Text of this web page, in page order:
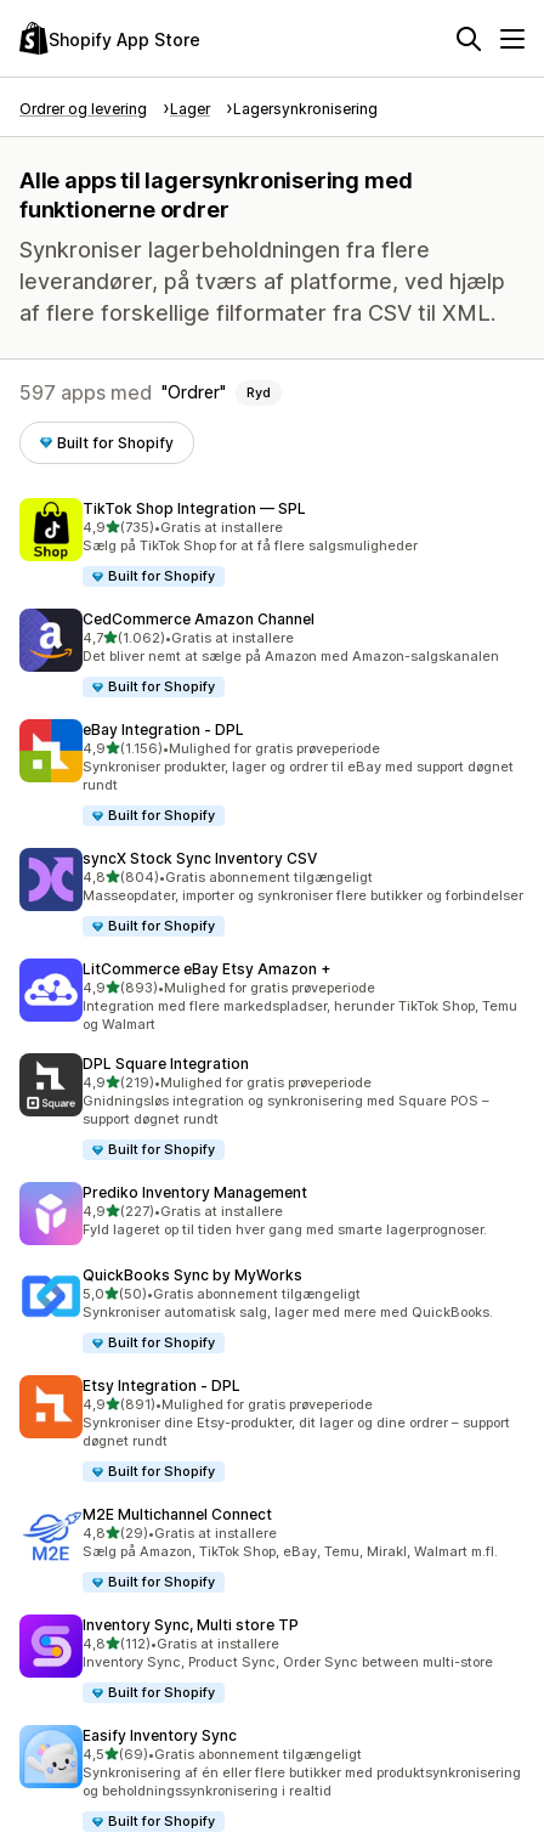
Shopify App Store
Ordrer og levering Lager Lagersynkronisering
Alle apps til lagersynkronisering med
funktionerne ordrer
Synkroniser lagerbeholdningen fra flere
leverandører, på tværs af platforme, ved hjælp
af flere forskellige filformater fra CSV til XML.
597 apps med Ordrer Ryd
Built for Shopify
TikTok Shop Integration — SPL
4,9ud af 5 stjerner
(735)
735 anmeldelser i alt
•Gratis at installere
Sælg på TikTok Shop for at få flere salgsmuligheder
Built for Shopify
CedCommerce Amazon Channel
4,7ud af 5 stjerner
(1.062)
1062 anmeldelser i alt
•Gratis at installere
Det bliver nemt at sælge på Amazon med Amazon-salgskanalen
Built for Shopify
eBay Integration ‑ DPL
4,9ud af 5 stjerner
(1.156)
1156 anmeldelser i alt
•Mulighed for gratis prøveperiode
Synkroniser produkter, lager og ordrer til eBay med support døgnet
rundt
Built for Shopify
syncX Stock Sync Inventory CSV
4,8ud af 5 stjerner
(804)
804 anmeldelser i alt
•Gratis abonnement tilgængeligt
Masseopdater, importer og synkroniser flere butikker og forbindelser
Built for Shopify
LitCommerce eBay Etsy Amazon +
4,9ud af 5 stjerner
(893)
893 anmeldelser i alt
•Mulighed for gratis prøveperiode
Integration med flere markedspladser, herunder TikTok Shop, Temu
og Walmart
DPL Square Integration
4,9ud af 5 stjerner
(219)
219 anmeldelser i alt
•Mulighed for gratis prøveperiode
Gnidningsløs integration og synkronisering med Square POS –
support døgnet rundt
Built for Shopify
Prediko Inventory Management
4,9ud af 5 stjerner
(227)
227 anmeldelser i alt
•Gratis at installere
Fyld lageret op til tiden hver gang med smarte lagerprognoser.
QuickBooks Sync by MyWorks
5,0ud af 5 stjerner
(50)
50 anmeldelser i alt
•Gratis abonnement tilgængeligt
Synkroniser automatisk salg, lager med mere med QuickBooks.
Built for Shopify
Etsy Integration ‑ DPL
4,9ud af 5 stjerner
(891)
891 anmeldelser i alt
•Mulighed for gratis prøveperiode
Synkroniser dine Etsy-produkter, dit lager og dine ordrer – support
døgnet rundt
Built for Shopify
M2E Multichannel Connect
4,8ud af 5 stjerner
(29)
29 anmeldelser i alt
•Gratis at installere
Sælg på Amazon, TikTok Shop, eBay, Temu, Mirakl, Walmart m.fl.
Built for Shopify
Inventory Sync, Multi store TP
4,8ud af 5 stjerner
(112)
112 anmeldelser i alt
•Gratis at installere
Inventory Sync, Product Sync, Order Sync between multi-store
Built for Shopify
Easify Inventory Sync
4,5ud af 5 stjerner
(69)
69 anmeldelser i alt
•Gratis abonnement tilgængeligt
Synkronisering af én eller flere butikker med produktsynkronisering
og beholdningssynkronisering i realtid
Built for Shopify